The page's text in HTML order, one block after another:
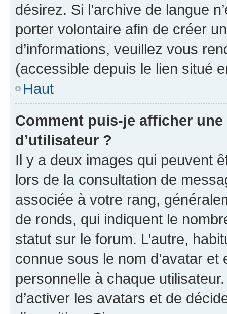
désirez. Si l’archive de langue
porter volontaire afin de créer
d’informations, veuillez vous
(accessible depuis le lien situé
Haut
Comment puis-je afficher
d’utilisateur ?
Il y a deux images qui peuvent
lors de la consultation de
associée à votre rang,
de ronds, qui indiquent le
statut sur le forum. L’autre,
connue sous le nom d’avatar
personnelle à chaque
d’activer les avatars et de